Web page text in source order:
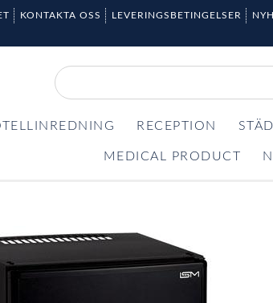
KONTAKTA OSS LEVERINGSBETINGELSER
RECEPTION
MEDICAL PRODUCT